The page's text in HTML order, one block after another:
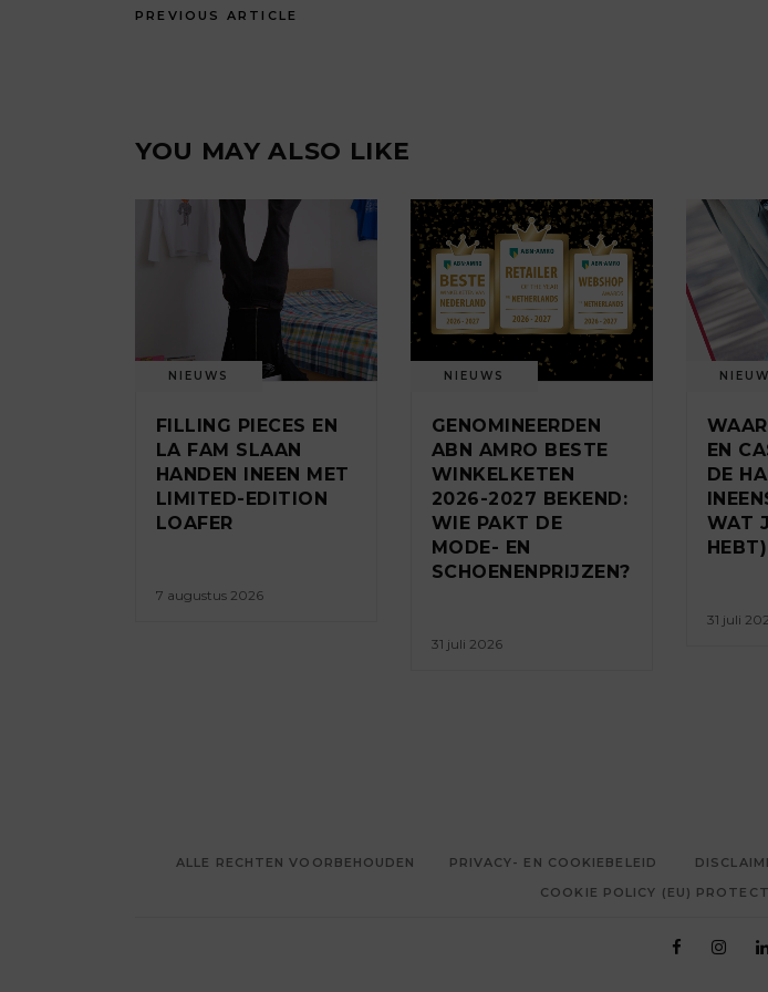
PREVIOUS ARTICLE
YOU MAY ALSO LIKE
NIEUWS
FILLING PIECES EN
LA FAM SLAAN
HANDEN INEEN MET
LIMITED-EDITION
LOAFER
7 augustus 2026
NIEUWS
GENOMINEERDEN
ABN AMRO BESTE
WINKELKETEN
2026-2027 BEKEND:
WIE PAKT DE
MODE- EN
SCHOENENPRIJZEN?
31 juli 2026
EN
DE
WAT
HEBT)
31 juli
ALLE RECHTEN VOORBEHOUDEN PRIVACY- EN COOKIEBELEID
COOKIE POLICY (EU)